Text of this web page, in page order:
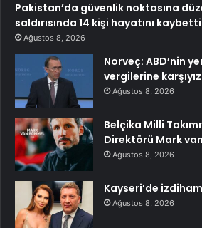
Pakistan’da güvenlik noktasına
saldırısında 14 kişi hayatını kaybetti
Ağustos 8, 2026
Norveç: ABD’nin
vergilerine karşıyız
Ağustos 8, 2026
Belçika Milli
Direktörü Mark
Ağustos 8, 2026
Kayseri’de
Ağustos 8, 2026